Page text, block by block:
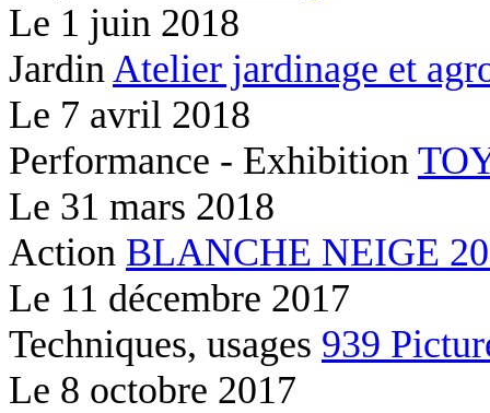
Le 1 juin 2018
JardinAtelier jardinage et
Le 7 avril 2018
Performance - Exhibition
Le 31 mars 2018
Action BLANCHE NEIGE
Le 11 décembre 2017
Techniques, usages 939
Le 8 octobre 2017